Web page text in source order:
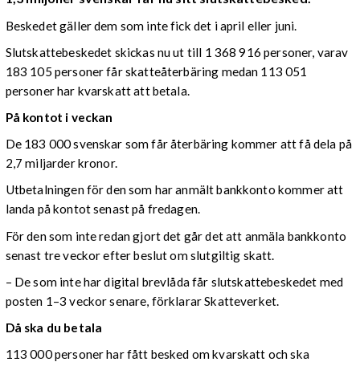
Beskedet gäller dem som inte fick det i april eller juni.
Slutskattebeskedet skickas nu ut till 1 368 916 personer, varav
183 105 personer får skatteåterbäring medan 113 051
personer har kvarskatt att betala.
På kontot i veckan
De 183 000 svenskar som får återbäring kommer att få dela på
2,7 miljarder kronor.
Utbetalningen för den som har anmält bankkonto kommer att
landa på kontot senast på fredagen.
För den som inte redan gjort det går det att anmäla bankkonto
senast tre veckor efter beslut om slutgiltig skatt.
– De som inte har digital brevlåda får slutskattebeskedet med
posten 1–3 veckor senare, förklarar Skatteverket.
Då ska du betala
113 000 personer har fått besked om kvarskatt och ska